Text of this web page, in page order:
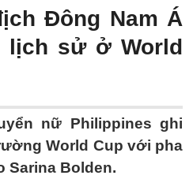
Đông Nam Á
lịch sử ở World
nữ Philippines ghi
World Cup với pha
Sarina Bolden.